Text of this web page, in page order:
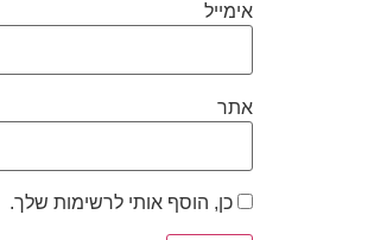
אימייל
אתר
כן, הוסף אותי לרשימות שלך.